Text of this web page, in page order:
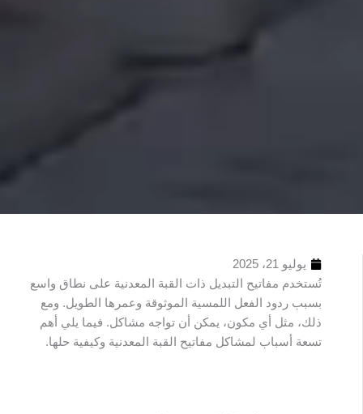
يوليو 21، 2025
تُستخدم مفاتيح التبديل ذات القبة المعدنية على نطاق واسع
بسبب ردود الفعل اللمسية الموثوقة وعمرها الطويل. ومع
ذلك، مثل أي مكون، يمكن أن تواجه مشاكل. فيما يلي أهم
تسعة أسباب لمشاكل مفاتيح القبة المعدنية وكيفية حلها.